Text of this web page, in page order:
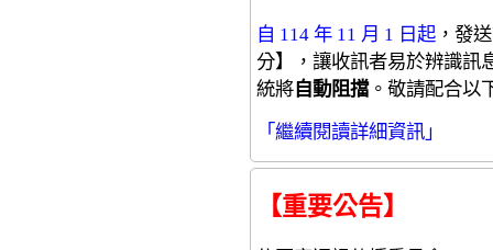
自 114 年 11 月 1 日起 ，發
分】，讓收訊者易於辨識訊
統將 自動阻擋。敬請配合以
「繼續閱讀詳細資訊」
【重要公告】